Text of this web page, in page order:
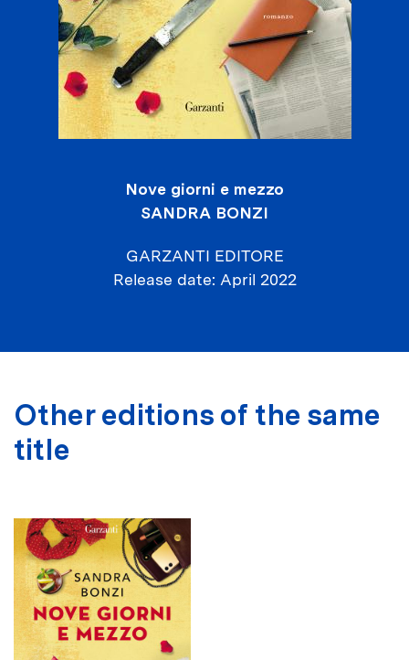
Nove giorni e mezzo
SANDRA BONZI
GARZANTI EDITORE
Release date April 2022
Other editions of the same
title